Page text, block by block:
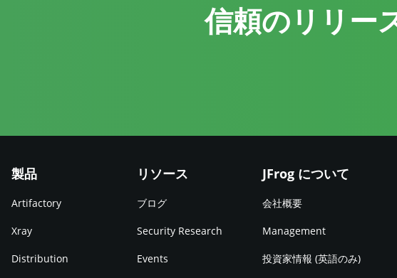
信頼のリリー
製品
Artifactory
Xray
Distribution
リソース
ブログ
Security Research
Events
JFrog について
会社概要
Management
投資家情報 (英語のみ)